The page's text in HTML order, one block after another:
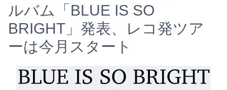
ルバム「BLUE IS SO
BRIGHT」発表、レコ発ツア
ーは今月スタート